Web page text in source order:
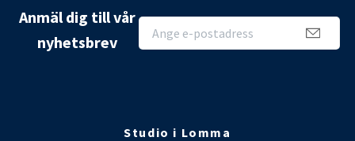
Anmäl dig till vår
nyhetsbrev
Studio i Lomma